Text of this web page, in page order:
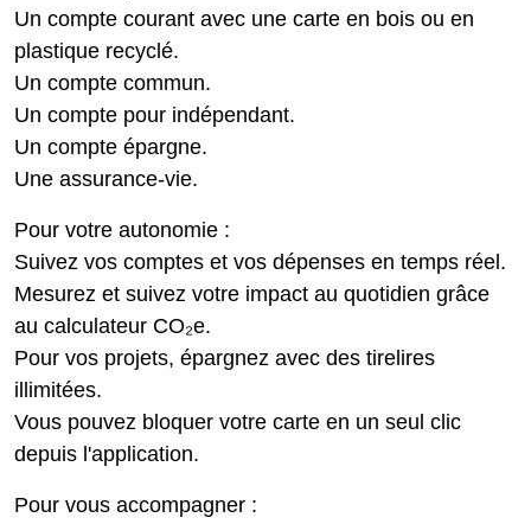
Un compte courant avec une carte en bois ou en
plastique recyclé.
Un compte commun.
Un compte pour indépendant.
Un compte épargne.
Une assurance-vie.
Pour votre autonomie :
Suivez vos comptes et vos dépenses en temps réel.
Mesurez et suivez votre impact au quotidien grâce
au calculateur CO₂e.
Pour vos projets, épargnez avec des tirelires
illimitées.
Vous pouvez bloquer votre carte en un seul clic
depuis l'application.
Pour vous accompagner :